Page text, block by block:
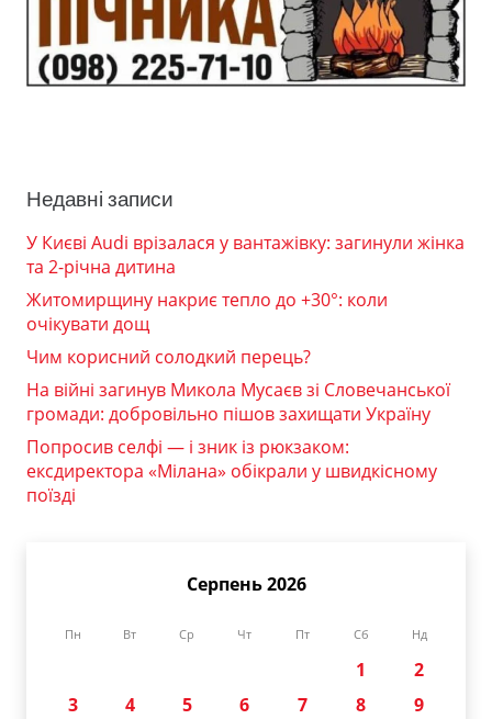
Недавні записи
У Києві Audi врізалася у вантажівку: загинули жінка
та 2-річна дитина
Житомирщину накриє тепло до +30°: коли
очікувати дощ
Чим корисний солодкий перець?
На війні загинув Микола Мусаєв зі Словечанської
громади: добровільно пішов захищати Україну
Попросив селфі — і зник із рюкзаком:
ексдиректора «Мілана» обікрали у швидкісному
поїзді
Серпень 2026
Пн Вт Ср Чт Пт Сб Нд
1
2
3
4 5 6 7 8
9